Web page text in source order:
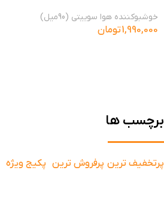
خوشبوکننده هوا سوییتی (90میل)
1,990,000تومان
برچسب ها
پرتخفیف ترین پرفروش ترین پکیج ویژه